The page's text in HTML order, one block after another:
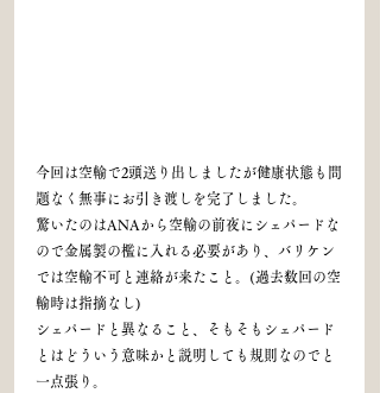
今回は空輸で2頭送り出しましたが健康状態も問
題なく無事にお引き渡しを完了しました。
驚いたのはANAから空輸の前夜にシェパードな
ので金属製の檻に入れる必要があり、バリケン
では空輸不可と連絡が来たこと。(過去数回の空
輸時は指摘なし)
シェパードと異なること、そもそもシェパード
とはどういう意味かと説明しても規則なのでと
一点張り。